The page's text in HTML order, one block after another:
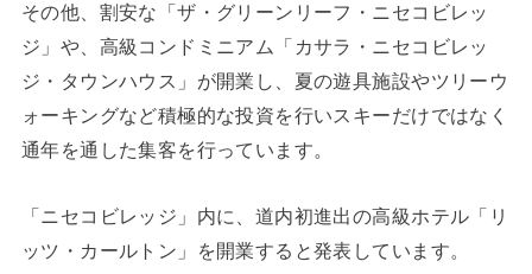
その他、割安な「ザ・グリーンリーフ・ニセコビレッ
ジ」や、高級コンドミニアム「カサラ・ニセコビレッ
ジ・タウンハウス」が開業し、夏の遊具施設やツリーウ
ォーキングなど積極的な投資を行いスキーだけではなく
通年を通した集客を行っています。
「ニセコビレッジ」内に、道内初進出の高級ホテル「リ
ッツ・カールトン」を開業すると発表しています。